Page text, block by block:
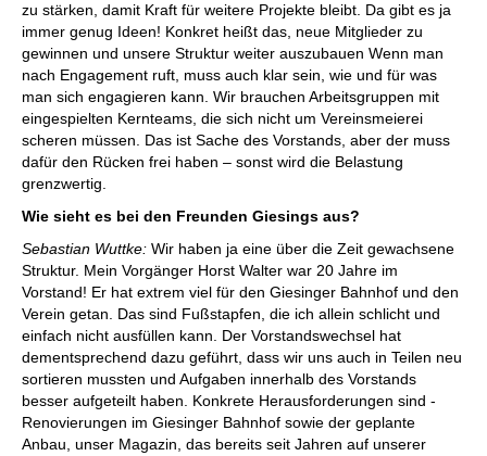
zu stärken, damit Kraft für weitere Projekte bleibt. Da gibt es ja
immer genug Ideen! Konkret heißt das, neue Mitglieder zu
gewinnen und unsere Struktur weiter auszubauen Wenn man
nach Engagement ruft, muss auch klar sein, wie und für was
man sich engagieren kann. Wir brauchen Arbeitsgruppen mit
eingespielten Kernteams, die sich nicht um Vereinsmeierei
scheren müssen. Das ist Sache des Vorstands, aber der muss
dafür den Rücken frei haben – sonst wird die Belastung
grenzwertig.
Wie sieht es bei den Freunden Giesings aus?
Sebastian Wuttke: Wir haben ja eine über die Zeit ­gewachsene
Struktur. Mein Vorgänger Horst Walter war 20 Jahre im
Vorstand! Er hat extrem viel für den ­Giesinger Bahnhof und den
Verein getan. Das sind Fußstapfen, die ich allein schlicht und
einfach nicht ausfüllen kann. Der Vorstandswechsel hat
dementsprechend dazu geführt, dass wir uns auch in Teilen neu
sortieren mussten und Aufgaben innerhalb des Vorstands
besser aufgeteilt haben. Konkrete Herausforderungen sind ­
Renovierungen im Giesinger Bahnhof sowie der geplante
Anbau, unser Magazin, das bereits seit Jahren auf ­unserer